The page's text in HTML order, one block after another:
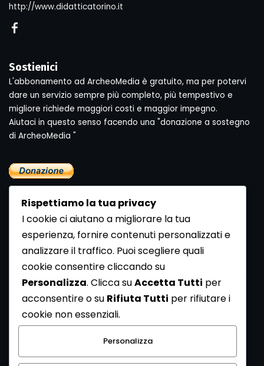
http://www.didatticatorino.it
Sostienici
L'abbonamento ad ArcheoMedia è gratuito, ma per potervi
dare un servizio sempre più completo, più tempestivo e
migliore richiede maggiori costi e maggior impegno.
Aiutaci in questo senso facendo una "donazione a sostegno
di ArcheoMedia "
Newsletter
Se vuoi ricevere la Rivista gratuita di archeologia realizzata
dalla Redazione di ArcheoMedia iscriviti alla nostra
Newsletter [Clicca Qui]
Con l'invio del messaggio l'utente dichiara di aver letto
l’informativa sulla privacy e di acconsentire al trattamento
dei propri dati personali.
Rispettiamo la tua privacy
I cookie ci aiutano a migliorare la tua
esperienza, fornire contenuti personalizzati e
analizzare il traffico. Puoi scegliere quali
cookie consentire cliccando su
Personalizza. Clicca suAccetta Tutti per
acconsentire o su Rifiuta Tutti per rifiutare i
cookie non essenziali.
Personalizza